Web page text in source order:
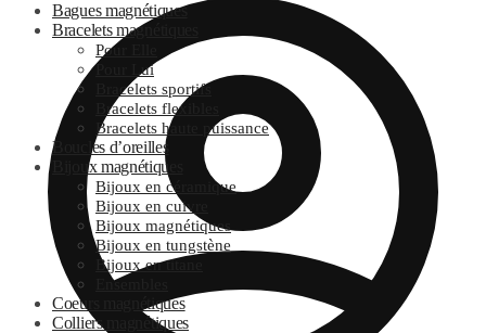
Bagues magnétiques
Bracelets magnétiques
Pour Elle
Pour Lui
Bracelets sportifs
Bracelets flexibles
Bracelets haute puissance
Boucles d’oreilles
Bijoux magnétiques
Bijoux en céramique
Bijoux en cuivre
Bijoux magnétiques
Bijoux en tungstène
Bijoux en titane
Ensembles
Coeurs magnétiques
Colliers magnétiques